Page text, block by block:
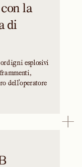
la
di
esplosivi
dell'operatore